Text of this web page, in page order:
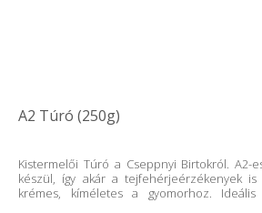
A2 Túró (250g)
Kistermelői Túró a Cseppnyi Birtokról. A2-
készül, így akár a tejfehérjeérzékenyek is
krémes, kíméletes a gyomorhoz.